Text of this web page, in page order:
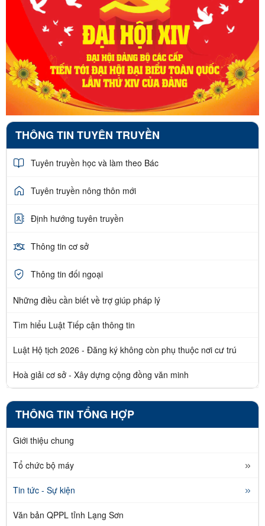
THÔNG TIN TUYÊN TRUYỀN
Tuyên truyền học và làm theo Bác
Tuyên truyền nông thôn mới
Định hướng tuyên truyền
Thông tin cơ sở
Thông tin đối ngoại
Những điều cần biết về trợ giúp pháp lý
Tìm hiểu Luật Tiếp cận thông tin
Luật Hộ tịch 2026 - Đăng ký không còn phụ thuộc nơi cư trú
Hoà giải cơ sở - Xây dựng cộng đồng văn minh
THÔNG TIN TỔNG HỢP
Giới thiệu chung
Tổ chức bộ máy
Tin tức - Sự kiện
Văn bản QPPL tỉnh Lạng Sơn